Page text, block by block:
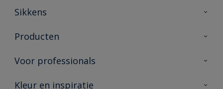
Sikkens
Over Sikkens
Duurzaamheid
Producten
Producten voor binnen
Vind je verkooppunt
Voor professionals
Advies & service
Kleur en inspiratie